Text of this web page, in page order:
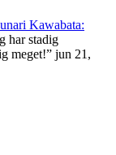
Kawabata:
har stadig
meget!” jun 21,